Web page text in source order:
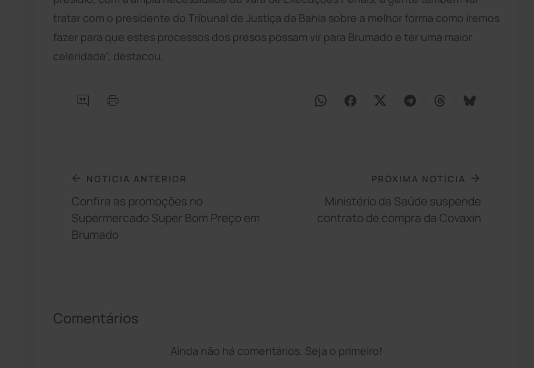
tratar com o presidente do Tribunal de Justiça da Bahia sobre a melhor forma como iremos
fazer para que estes processos dos presos possam vir para Brumado e ter uma maior
celeridade”, destacou.
NOTÍCIA ANTERIOR
Confira as promoções no
Supermercado Super Bom Preço em
Brumado
PRÓXIMA NOTÍCIA
Ministério da Saúde suspende
contrato de compra da Covaxin
Comentários
Ainda não há comentários. Seja o primeiro!